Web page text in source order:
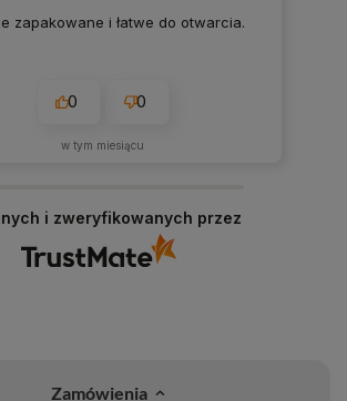
zapakowane i łatwe do otwarcia.
0 0
w tym miesiącu
i zweryfikowanych przez
Zamówienia